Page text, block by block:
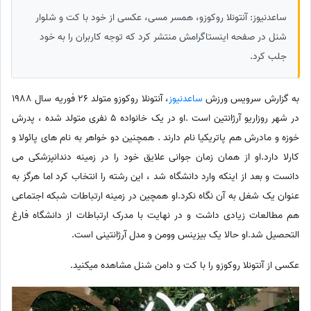
ساعدنیوز: آنتونلا روکوزو، همسر مسی، عکسی از خود با کت و شلوار
شنل در صفحه اینستاگرامش منتشر کرد که توجه کاربران را به خود
جلب کرد.
به گزارش سرویس ورزش ساعدنیوز
، آنتونلا روکوزو متولد 26 فوریه سال 1988
در شهر روزاریو آرژانتین است .او در یک خانواده 5 نفری متولد شده ، پدرش
خوزه و مادرش هم پاتریکیا نام دارند . همچنین دو خواهر به نام های پائولا و
کارلا دارد.او از همان زمان جوانی علایق خود را در زمینه دندانپزشکی می
دانست و بعد از اینکه وارد دانشگاه شد ، این رشته را انتخاب کرد اما هرگز به
عنوان یک شغل به آن نگاه نکرد.او همچین در زمینه ارتباطات شبکه اجتماعی
هم مطالعات زیادی داشت و در نهایت با مدرک ارتباطات از دانشگاه فارغ
التحصیل شد.او حالا یک بیزینس وومن و مدل آرژانتینی است.
عکسی از آنتونلا روکوزو را با کت و دامن شنل مشاهده میکنید.